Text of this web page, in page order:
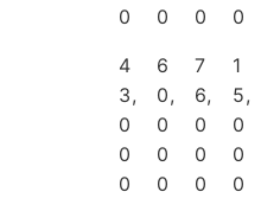
0
0
0
0
4
3,
0
0
0
6
0,
0
0
0
7
6,
0
0
0
1
5,
0
0
0